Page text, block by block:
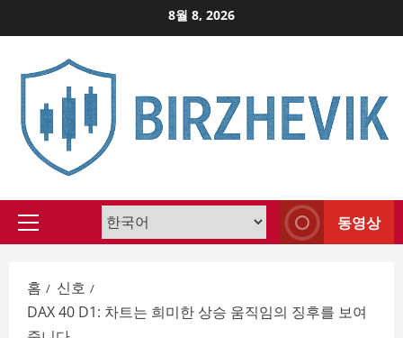
to
8월 8, 2026
Primary
동영상
홈
신호
DAX 40 D1: 차트는 희미한 상승 움직임의 징후를 보여